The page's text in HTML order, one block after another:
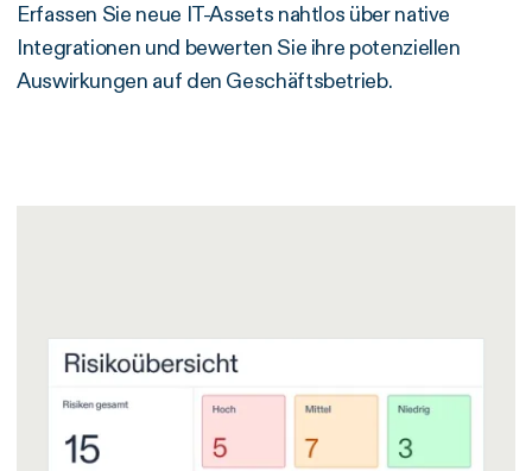
Erfassen Sie neue IT-Assets nahtlos über native
Integrationen und bewerten Sie ihre potenziellen
Auswirkungen auf den Geschäftsbetrieb.